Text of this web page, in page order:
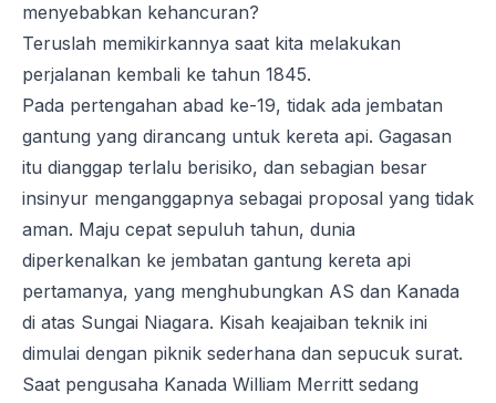
menyebabkan kehancuran?
Teruslah memikirkannya saat kita melakukan
perjalanan kembali ke tahun 1845.
Pada pertengahan abad ke-19, tidak ada jembatan
gantung yang dirancang untuk kereta api. Gagasan
itu dianggap terlalu berisiko, dan sebagian besar
insinyur menganggapnya sebagai proposal yang tidak
aman. Maju cepat sepuluh tahun, dunia
diperkenalkan ke jembatan gantung kereta api
pertamanya, yang menghubungkan AS dan Kanada
di atas Sungai Niagara. Kisah keajaiban teknik ini
dimulai dengan piknik sederhana dan sepucuk surat.
Saat pengusaha Kanada William Merritt sedang